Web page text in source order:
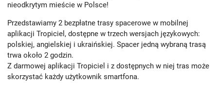
nieodkrytym mieście w Polsce!
Przedstawiamy 2 bezpłatne trasy spacerowe w mobilnej
aplikacji Tropiciel, dostępne w trzech wersjach językowych:
polskiej, angielskiej i ukraińskiej. Spacer jedną wybraną trasą
trwa około 2 godzin.
Z darmowej aplikacji Tropiciel i z dostępnych w niej tras może
skorzystać każdy użytkownik smartfona.